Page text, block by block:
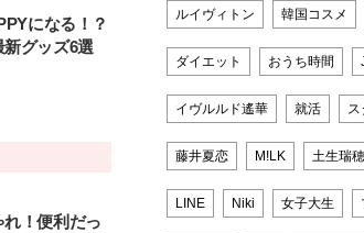
になる！？
グッズ6選
！便利だっ
ルイヴィトン 韓国コスメ
ダイエット おうち時間
イヴルルド遙華 就活 ス
藤井夏恋 M!LK 土生瑞穂
LINE Niki 女子大生